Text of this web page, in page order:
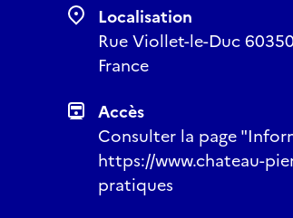
Localisation
Rue Viollet-le-Duc
France
Accès
Consulter la page
https://www.chateau-
pratiques